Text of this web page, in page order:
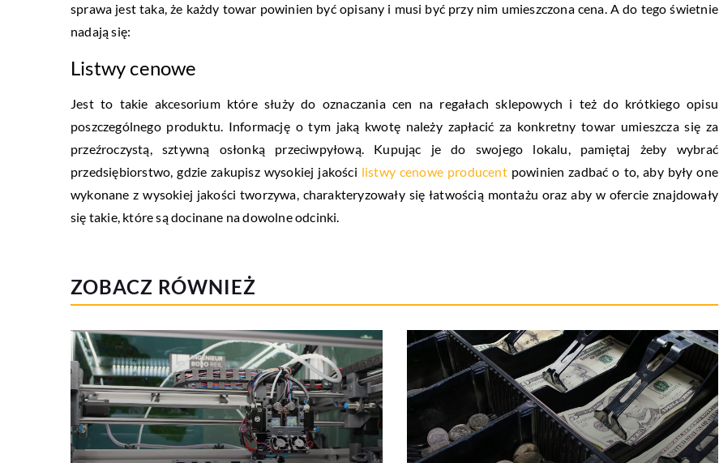
sprawa jest taka, że każdy towar powinien być opisany i musi być przy nim umieszczona cena. A do tego świetnie
nadają się:
Listwy cenowe
Jest to takie akcesorium które służy do oznaczania cen na regałach sklepowych i też do krótkiego opisu
poszczególnego produktu. Informację o tym jaką kwotę należy zapłacić za konkretny towar umieszcza się za
przeźroczystą, sztywną osłonką przeciwpyłową. Kupując je do swojego lokalu, pamiętaj żeby wybrać
przedsiębiorstwo, gdzie zakupisz wysokiej jakości listwy cenowe producentpowinien zadbać o to, aby były one
wykonane z wysokiej jakości tworzywa, charakteryzowały się łatwością montażu oraz aby w ofercie znajdowały
się takie, które są docinane na dowolne odcinki.
ZOBACZ RÓWNIEŻ